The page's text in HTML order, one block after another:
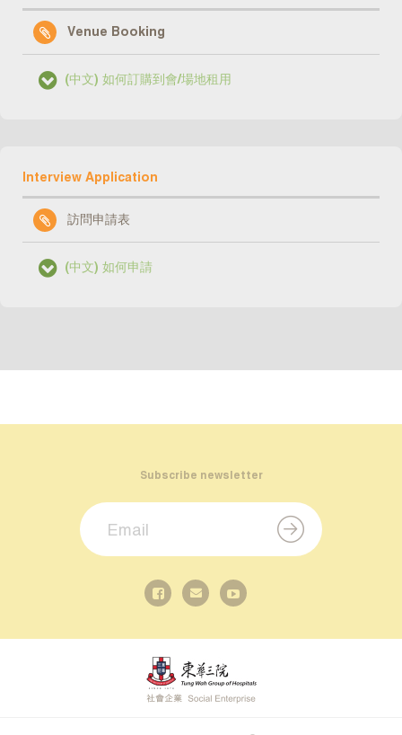
Venue Booking
(中文) 如何訂購到會/場地租用
Interview Application
訪問申請表
(中文) 如何申請
Subscribe newsletter